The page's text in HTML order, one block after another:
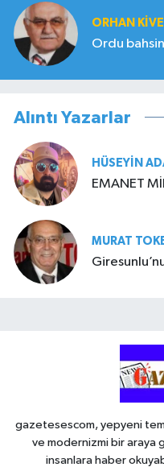
ORHAN
Ordu
Alıntı Yazarlar
HÜSEYIN
EMANET
MURAT
gazetesescom, yepyeni
ve modernizmi bir araya
insanlara haber